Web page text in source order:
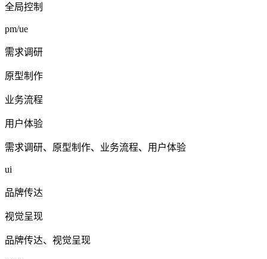
全局控制
pm/ue
需求调研
原型制作
业务流程
用户体验
需求调研、原型制作、业务流程、用户体验
ui
品牌传达
视觉呈现
品牌传达、视觉呈现